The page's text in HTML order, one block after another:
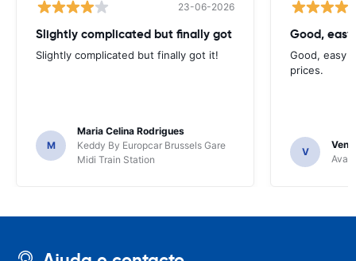
23-06-2026
Slightly complicated but finally got
Slightly complicated but finally got it!
M
Maria Celina Rodrigues
Keddy By Europcar Brussels Gare
Midi Train Station
Good,
Good, easy
prices.
V